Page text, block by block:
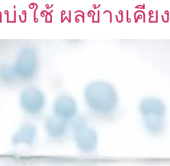
ใช้ ผลข้างเคียง